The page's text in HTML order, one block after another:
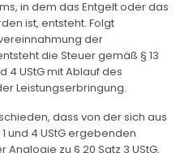
in dem das Entgelt oder das
ist, entsteht. Folgt
der
die Steuer gemäß § 13
4 UStG mit Ablauf des
Leistungserbringung.
dass von der sich aus
1 und 4 UStG ergebenden
zu § 20 Satz 3 UStG,